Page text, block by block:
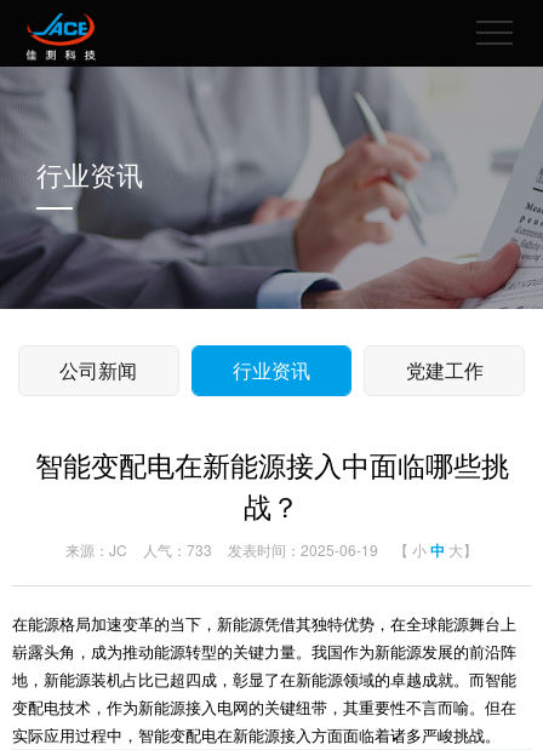
行业资讯
公司新闻 行业资讯 党建工作
智能变配电在新能源接入中面临哪些挑
战？
来源：JC 人气：733 发表时间：2025-06-19 【 小中 大】
在能源格局加速变革的当下，新能源凭借其独特优势，在全球能源舞台上
崭露头角，成为推动能源转型的关键力量。我国作为新能源发展的前沿阵
地，新能源装机占比已超四成，彰显了在新能源领域的卓越成就。而智能
变配电技术，作为新能源接入电网的关键纽带，其重要性不言而喻。但在
实际应用过程中，智能变配电在新能源接入方面面临着诸多严峻挑战。